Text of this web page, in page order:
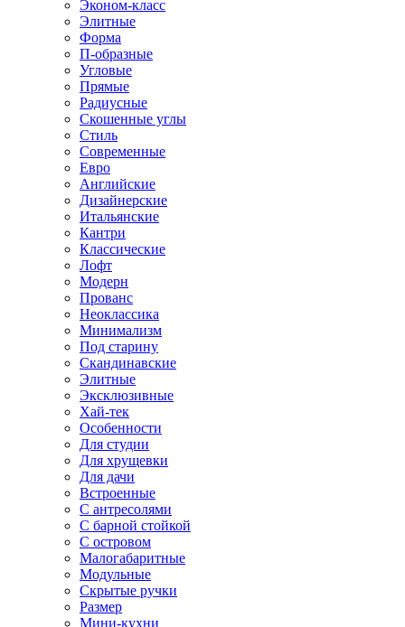
Эконом-класс
Элитные
Форма
П-образные
Угловые
Прямые
Радиусные
Скошенные углы
Стиль
Современные
Евро
Английские
Дизайнерские
Итальянские
Кантри
Классические
Лофт
Модерн
Прованс
Неоклассика
Минимализм
Под старину
Скандинавские
Элитные
Эксклюзивные
Хай-тек
Особенности
Для студии
Для хрущевки
Для дачи
Встроенные
С антресолями
С барной стойкой
С островом
Малогабаритные
Модульные
Скрытые ручки
Размер
Мини-кухни